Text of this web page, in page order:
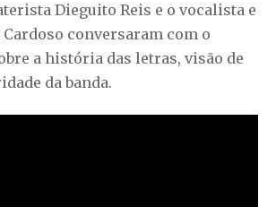
Dieguito Reis e o vocalista e
conversaram com o
a história das letras, visão de
da banda.